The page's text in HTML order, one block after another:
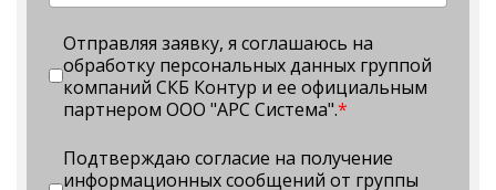
Отправляя заявку, я соглашаюсь на
обработку персональных данных группой
компаний СКБ Контур и ее официальным
партнером ООО "АРС Система".*
Подтверждаю согласие на получение
информационных сообщений от группы